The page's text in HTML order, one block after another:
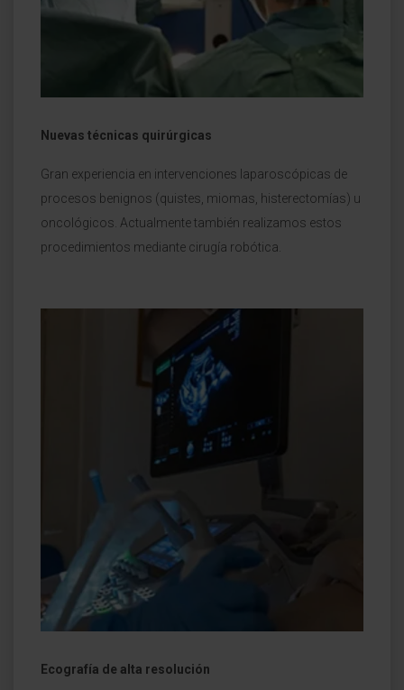
Nuevas técnicas quirúrgicas
Gran experiencia en intervenciones laparoscópicas de
procesos benignos (quistes, miomas, histerectomías) u
oncológicos. Actualmente también realizamos estos
procedimientos mediante cirugía robótica.
Ecografía de alta resolución